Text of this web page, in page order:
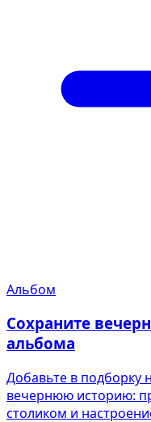
Альбом
Сохраните
альбома
Добавьте в подборку
вечернюю историю:
столиком и